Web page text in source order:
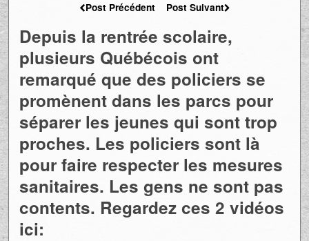
Post Précédent Post Suivant
Depuis la rentrée scolaire,
plusieurs Québécois ont
remarqué que des policiers se
promènent dans les parcs pour
séparer les jeunes qui sont trop
proches. Les policiers sont là
pour faire respecter les mesures
sanitaires. Les gens ne sont pas
contents. Regardez ces 2 vidéos
ici: